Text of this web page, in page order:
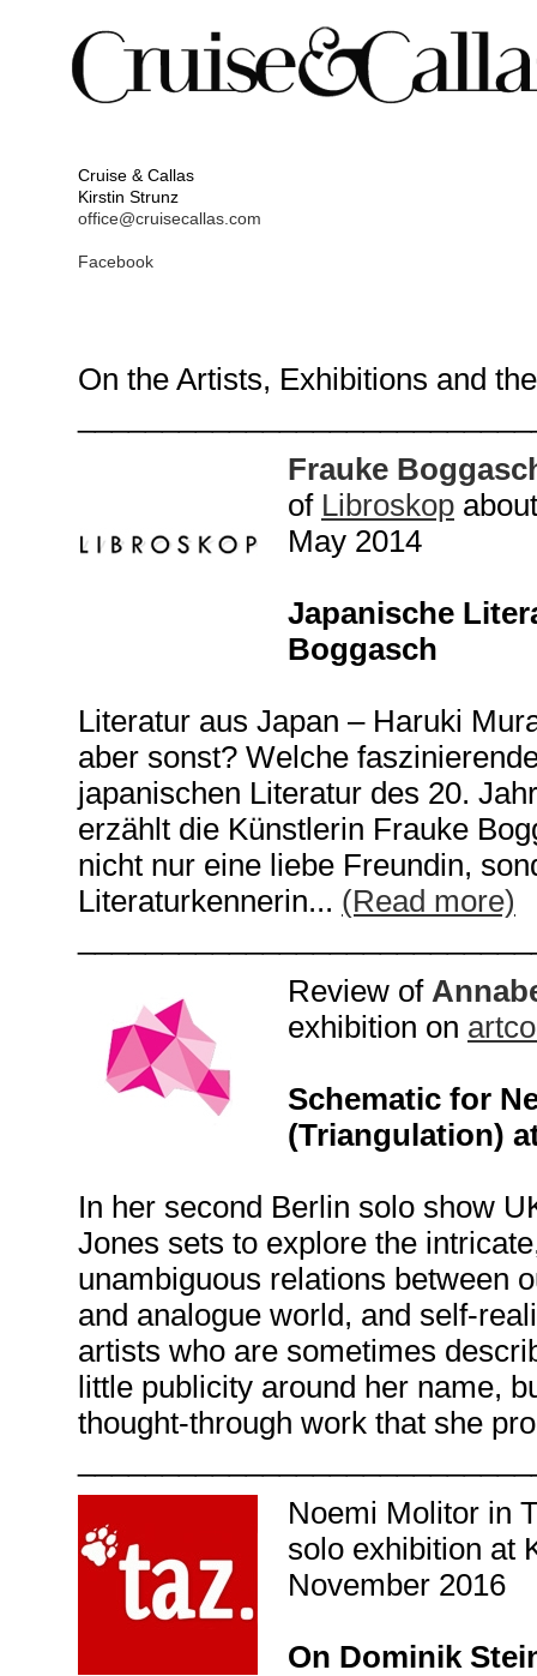
Cruise & Callas
Kirstin Strunz
office@cruisecallas.com
Facebook
On the Artists, Exhibitions and
Frauke
of Libroskop
May 2014
Japanische
Boggasch
Literatur aus Japan – Haruki
aber sonst? Welche
japanischen Literatur des 20.
erzählt die Künstlerin Frauke
nicht nur eine liebe Freundin,
Literaturkennerin... (Read more)
Review of
exhibition on
Schematic for
(Triangulation)
In her second Berlin solo show
Jones sets to explore the
unambiguous relations between
and analogue world, and self-
artists who are sometimes
little publicity around her name,
thought-through work that she
Noemi Molitor in
solo exhibition at
November 2016
On Dominik